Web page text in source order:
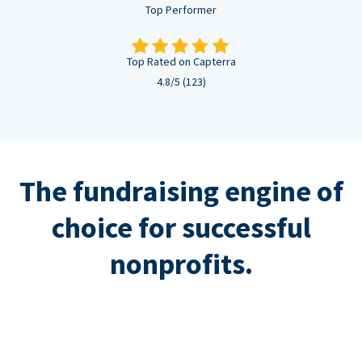
Top Performer
Top Rated on Capterra
4.8/5 (123)
The fundraising engine of
choice for successful
nonprofits.